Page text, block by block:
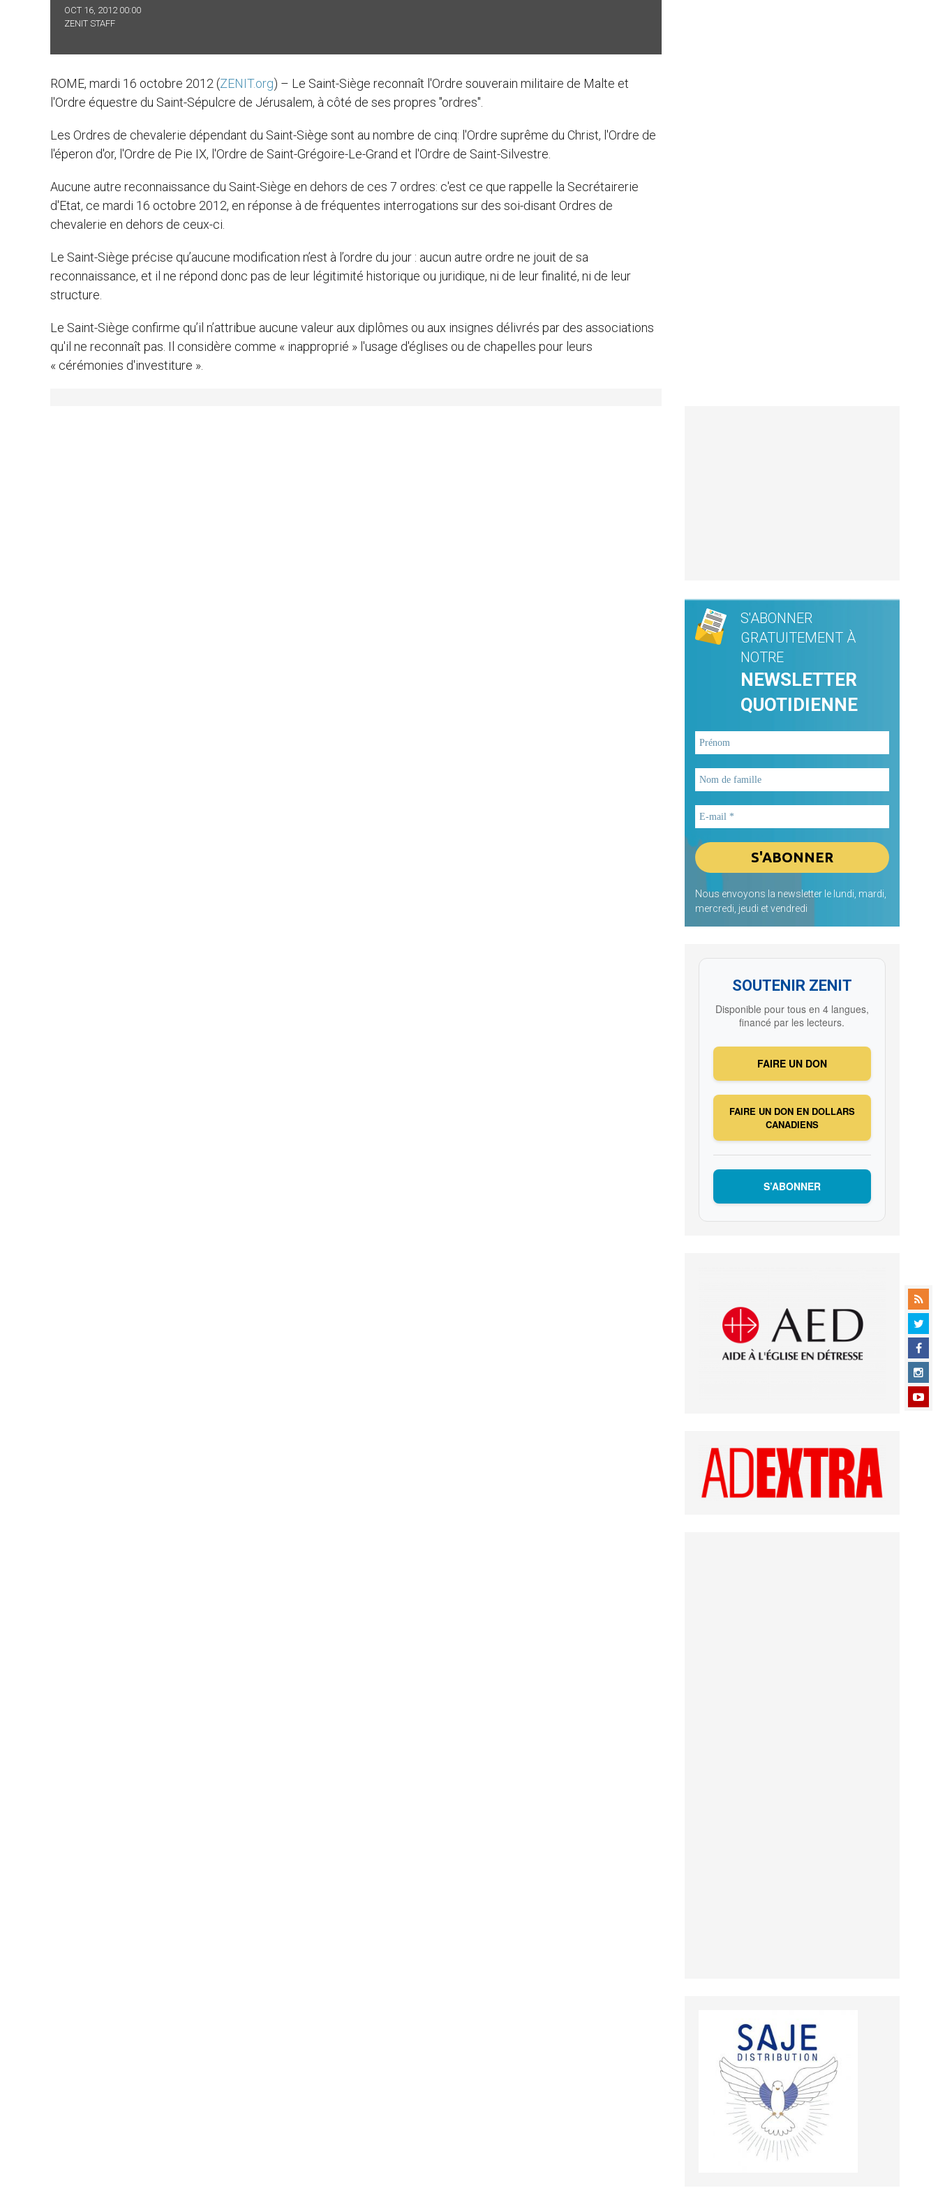
OCT 16, 2012 00:00
ZENIT STAFF
ROME, mardi 16 octobre 2012 (ZENIT.org) – Le Saint-Siège reconnaît l'Ordre souverain militaire de Malte et
l'Ordre équestre du Saint-Sépulcre de Jérusalem, à côté de ses propres "ordres".
Les Ordres de chevalerie dépendant du Saint-Siège sont au nombre de cinq: l'Ordre suprême du Christ, l'Ordre de
l'éperon d'or, l'Ordre de Pie IX, l'Ordre de Saint-Grégoire-Le-Grand et l'Ordre de Saint-Silvestre.
Aucune autre reconnaissance du Saint-Siège en dehors de ces 7 ordres: c'est ce que rappelle la Secrétairerie
d'Etat, ce mardi 16 octobre 2012, en réponse à de fréquentes interrogations sur des soi-disant Ordres de
chevalerie en dehors de ceux-ci.
Le Saint-Siège précise qu’aucune modification n’est à l’ordre du jour : aucun autre ordre ne jouit de sa
reconnaissance, et il ne répond donc pas de leur légitimité historique ou juridique, ni de leur finalité, ni de leur
structure.
Le Saint-Siège confirme qu’il n’attribue aucune valeur aux diplômes ou aux insignes délivrés par des associations
qu'il ne reconnaît pas. Il considère comme « inapproprié » l'usage d'églises ou de chapelles pour leurs
« cérémonies d'investiture ».
S'ABONNER
GRATUITEMENT À
NOTRE
NEWSLETTER
QUOTIDIENNE
Nous envoyons la newsletter le lundi, mardi,
mercredi, jeudi et vendredi
SOUTENIR ZENIT
Disponible pour tous en 4 langues,
financé par les lecteurs.
FAIRE UN DON
FAIRE UN DON EN DOLLARS
CANADIENS
S’ABONNER